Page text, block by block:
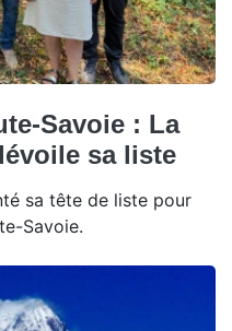
Savoie : La
sa liste
sa tête de liste pour
Savoie.